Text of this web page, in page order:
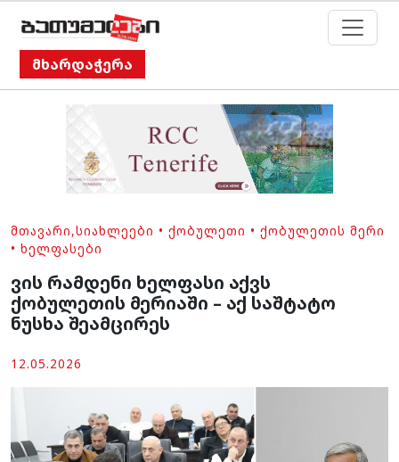
მხარდაჭერა
ᲛᲗᲐᲕᲐᲠᲘ,ᲡᲘᲐᲮᲚᲔᲔᲑᲘ • ᲥᲝᲑᲣᲚᲔᲗᲘ • ᲥᲝᲑᲣᲚᲔᲗᲘᲡ ᲛᲔᲠᲘ
• ᲮᲔᲚᲤᲐᲡᲔᲑᲘ
ვის რამდენი ხელფასი აქვს
ქობულეთის მერიაში – აქ საშტატო
ნუსხა შეამცირეს
12.05.2026